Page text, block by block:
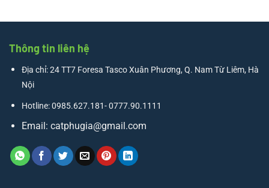
Thông tin liên hệ
Địa chỉ: 24 TT7 Foresa Tasco Xuân Phương, Q. Nam Từ Liêm, Hà
Nội
Hotline: 0985.627.181- 0777.90.1111
Email: catphugia@gmail.com